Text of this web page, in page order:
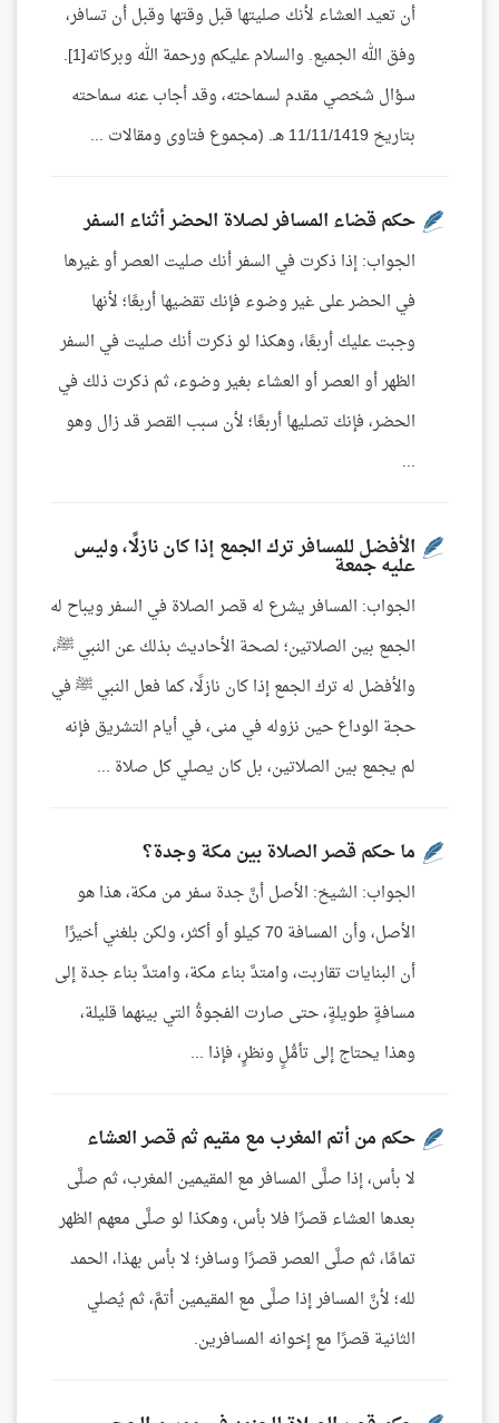
أن تعيد العشاء لأنك صليتها قبل وقتها وقبل أن تسافر،
وفق الله الجميع. والسلام عليكم ورحمة الله وبركاته[1].
سؤال شخصي مقدم لسماحته، وقد أجاب عنه سماحته
بتاريخ 11/11/1419 هـ. (مجموع فتاوى ومقالات ...
حكم قضاء المسافر لصلاة الحضر أثناء السفر
الجواب: إذا ذكرت في السفر أنك صليت العصر أو غيرها
في الحضر على غير وضوء فإنك تقضيها أربعًا؛ لأنها
وجبت عليك أربعًا، وهكذا لو ذكرت أنك صليت في السفر
الظهر أو العصر أو العشاء بغير وضوء، ثم ذكرت ذلك في
الحضر، فإنك تصليها أربعًا؛ لأن سبب القصر قد زال وهو
...
الأفضل للمسافر ترك الجمع إذا كان نازلًا، وليس
عليه جمعة
الجواب: المسافر يشرع له قصر الصلاة في السفر ويباح له
الجمع بين الصلاتين؛ لصحة الأحاديث بذلك عن النبي ﷺ،
والأفضل له ترك الجمع إذا كان نازلًا، كما فعل النبي ﷺ في
حجة الوداع حين نزوله في منى، في أيام التشريق فإنه
لم يجمع بين الصلاتين، بل كان يصلي كل صلاة ...
ما حكم قصر الصلاة بين مكة وجدة؟
الجواب: الشيخ: الأصل أنَّ جدة سفر من مكة، هذا هو
الأصل، وأن المسافة 70 كيلو أو أكثر، ولكن بلغني أخيرًا
أن البنايات تقاربت، وامتدَّ بناء مكة، وامتدَّ بناء جدة إلى
مسافةٍ طويلةٍ، حتى صارت الفجوةُ التي بينهما قليلة،
وهذا يحتاج إلى تأمُّلٍ ونظرٍ، فإذا ...
حكم من أتم المغرب مع مقيم ثم قصر العشاء
لا بأس، إذا صلَّى المسافر مع المقيمين المغرب، ثم صلَّى
بعدها العشاء قصرًا فلا بأس، وهكذا لو صلَّى معهم الظهر
تمامًا، ثم صلَّى العصر قصرًا وسافر؛ لا بأس بهذا، الحمد
لله؛ لأنَّ المسافر إذا صلَّى مع المقيمين أتمَّ، ثم يُصلي
الثانية قصرًا مع إخوانه المسافرين.